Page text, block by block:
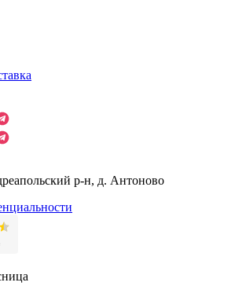
р-н, д. Антоново